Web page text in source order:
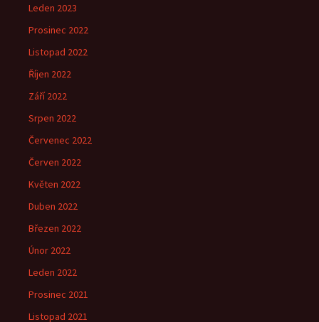
Leden 2023
Prosinec 2022
Listopad 2022
Říjen 2022
Září 2022
Srpen 2022
Červenec 2022
Červen 2022
Květen 2022
Duben 2022
Březen 2022
Únor 2022
Leden 2022
Prosinec 2021
Listopad 2021